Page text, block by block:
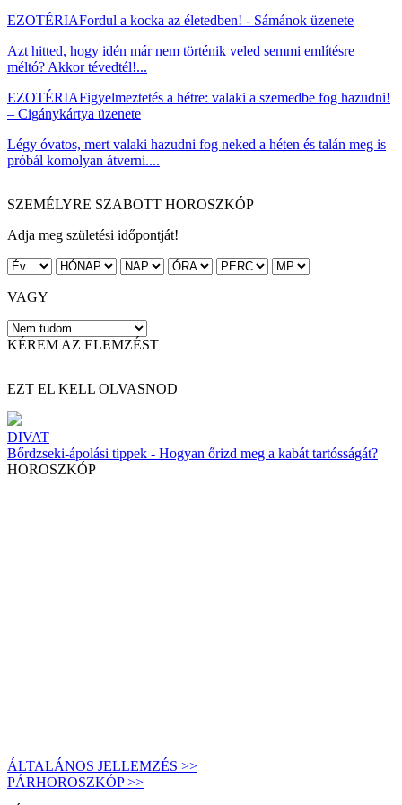
EZOTÉRIAFordul a kocka az életedben! - Sámánok üzenete
Azt hitted, hogy idén már nem történik veled semmi említésre
méltó? Akkor tévedtél!...
EZOTÉRIAFigyelmeztetés a hétre: valaki a szemedbe fog hazudni!
– Cigánykártya üzenete
Légy óvatos, mert valaki hazudni fog neked a héten és talán meg is
próbál komolyan átverni....
SZEMÉLYRE SZABOTT HOROSZKÓP
Adja meg születési időpontját!
VAGY
KÉREM AZ ELEMZÉST
EZT EL KELL OLVASNOD
DIVAT
Bőrdzseki-ápolási tippek - Hogyan őrizd meg a kabát tartósságát?
HOROSZKÓP
ÁLTALÁNOS JELLEMZÉS >>
PÁRHOROSZKÓP >>